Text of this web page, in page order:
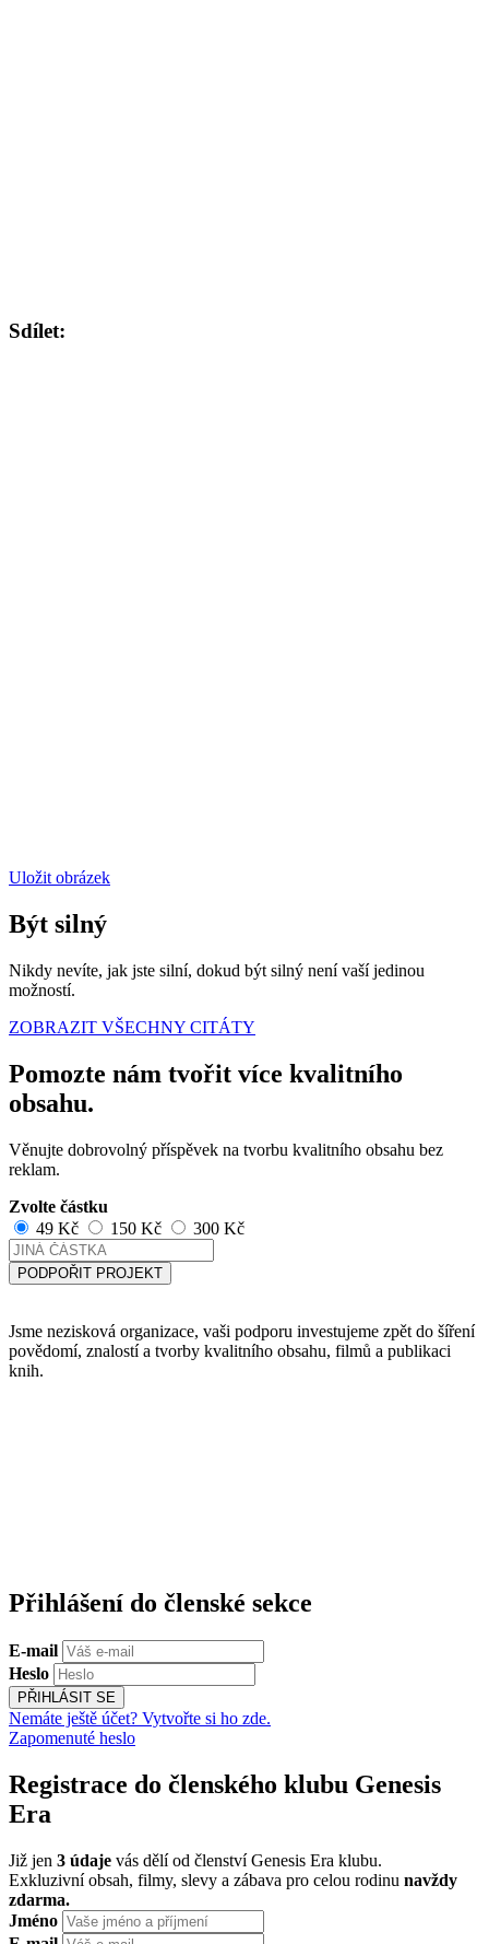
Sdílet:
Uložit obrázek
Být silný
Nikdy nevíte, jak jste silní, dokud být silný není vaší jedinou
možností.
ZOBRAZIT VŠECHNY CITÁTY
Pomozte nám tvořit více kvalitního
obsahu.
Věnujte dobrovolný příspěvek na tvorbu kvalitního obsahu bez
reklam.
Zvolte částku
49 Kč
150 Kč 300 Kč
PODPOŘIT PROJEKT
Jsme nezisková organizace, vaši podporu investujeme zpět do šíření
povědomí, znalostí a tvorby kvalitního obsahu, filmů a publikaci
knih.
Přihlášení do členské sekce
E-mail
Heslo
PŘIHLÁSIT SE
Nemáte ještě účet? Vytvořte si ho zde.
Zapomenuté heslo
Registrace do členského klubu Genesis
Era
Již jen 3 údaje vás dělí od členství Genesis Era klubu.
Exkluzivní obsah, filmy, slevy a zábava pro celou rodinu navždy
zdarma.
Jméno